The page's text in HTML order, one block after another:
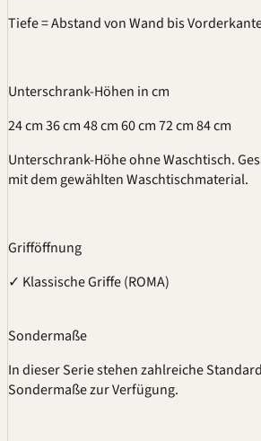
Tiefe = Abstand von Wand bis
Unterschrank-Höhen in cm
24 cm36 cm48 cm60 cm72 cm84 cm
Unterschrank-Höhe ohne Waschtisch.
mit dem gewählten Waschtischmaterial.
Grifföffnung
✓ Klassische Griffe (ROMA)
Sondermaße
In dieser Serie stehen zahlreiche
Sondermaße zur Verfügung.